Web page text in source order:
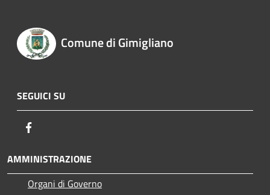
Comune di Gimigliano
SEGUICI SU
AMMINISTRAZIONE
Organi di Governo